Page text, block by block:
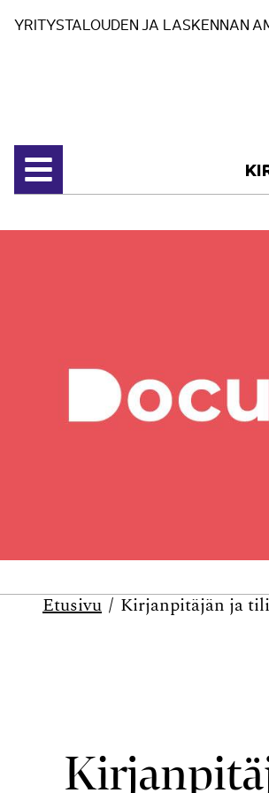
YRITYSTALOUDEN JA LASKENNAN
Avaa valikko
Etusivu Kirjanpitäjän ja